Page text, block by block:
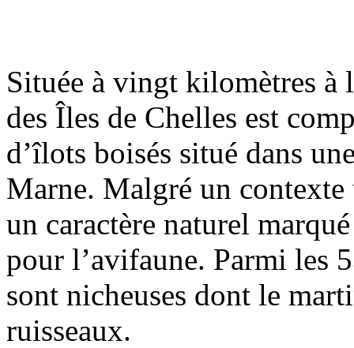
Située à vingt kilomètres à
des Îles de Chelles est
d’îlots boisés situé dans
Marne. Malgré un contexte
un caractère naturel
pour l’avifaune. Parmi les
sont nicheuses dont le
ruisseaux.